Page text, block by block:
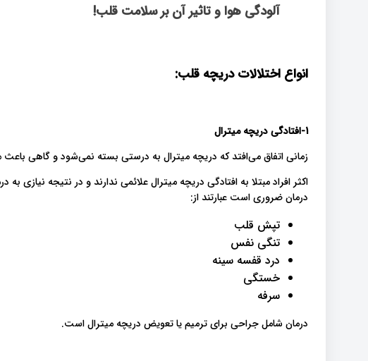
آلودگی هوا و تاثیر آن بر سلامت قلب!
انواع اختلالات دریچه قلب:
1-افتادگی دریچه میترال
زمانی اتفاق می‌افتد که دریچه میترال به درستی بسته نمی‌شود و گاهی
اکثر افراد مبتلا به افتادگی دریچه میترال علائمی ندارند و در نتیجه نیازی
درمان ضروری است عبارتند از:
تپش قلب
تنگی نفس
درد قفسه سینه
خستگی
سرفه
درمان شامل جراحی برای ترمیم یا تعویض دریچه میترال است.